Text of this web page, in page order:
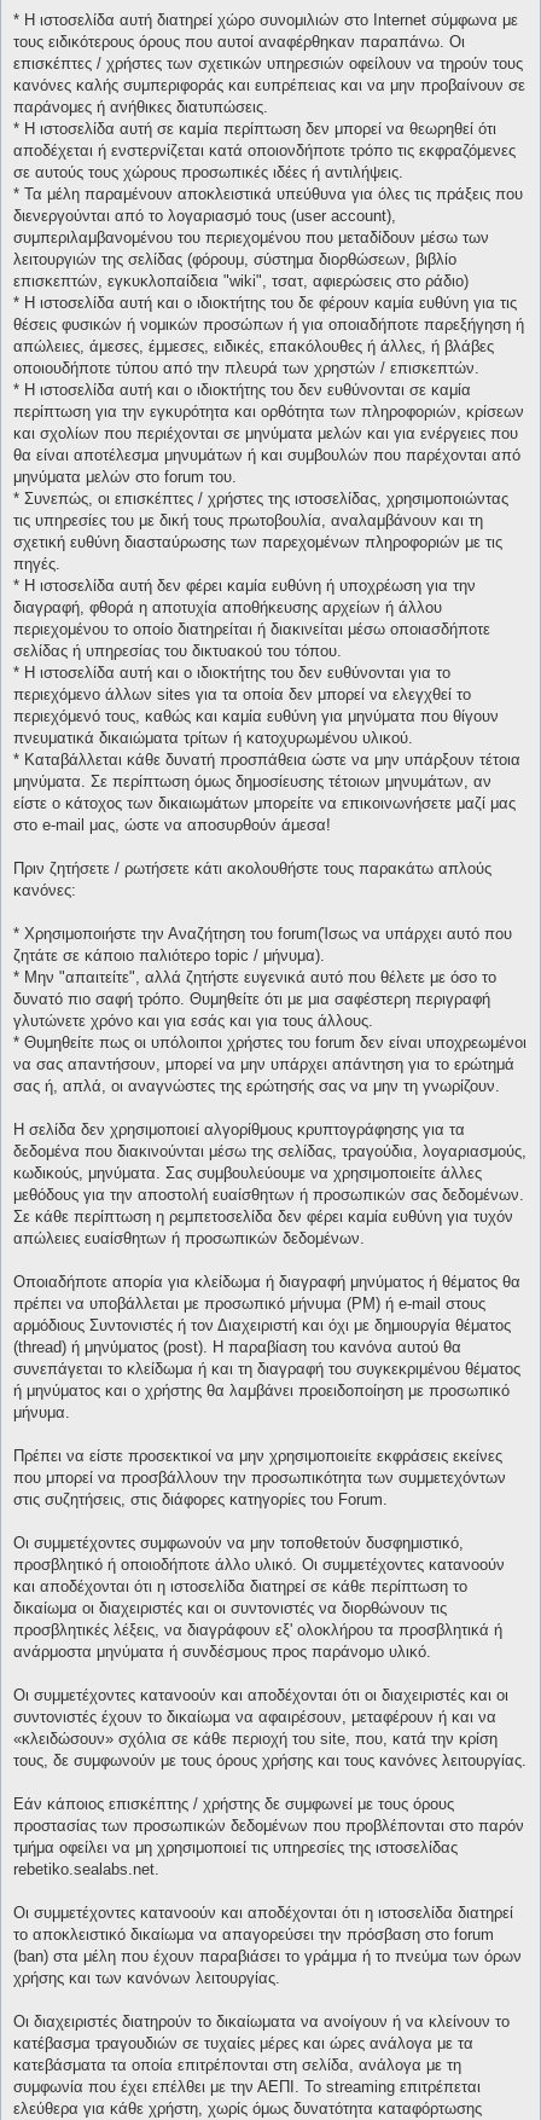
* H ιστοσελίδα αυτή διατηρεί χώρο συνομιλιών στο Internet σύμφωνα με
τους ειδικότερους όρους που αυτοί αναφέρθηκαν παραπάνω. Οι
επισκέπτες / χρήστες των σχετικών υπηρεσιών οφείλουν να τηρούν τους
κανόνες καλής συμπεριφοράς και ευπρέπειας και να μην προβαίνουν σε
παράνομες ή ανήθικες διατυπώσεις.
* H ιστοσελίδα αυτή σε καμία περίπτωση δεν μπορεί να θεωρηθεί ότι
αποδέχεται ή ενστερνίζεται κατά οποιονδήποτε τρόπο τις εκφραζόμενες
σε αυτούς τους χώρους προσωπικές ιδέες ή αντιλήψεις.
* Τα μέλη παραμένουν αποκλειστικά υπεύθυνα για όλες τις πράξεις που
διενεργούνται από το λογαριασμό τους (user account),
συμπεριλαμβανομένου του περιεχομένου που μεταδίδουν μέσω των
λειτουργιών της σελίδας (φόρουμ, σύστημα διορθώσεων, βιβλίο
επισκεπτών, εγκυκλοπαίδεια "wiki", τσατ, αφιερώσεις στο ράδιο)
* H ιστοσελίδα αυτή και ο ιδιοκτήτης του δε φέρουν καμία ευθύνη για τις
θέσεις φυσικών ή νομικών προσώπων ή για οποιαδήποτε παρεξήγηση ή
απώλειες, άμεσες, έμμεσες, ειδικές, επακόλουθες ή άλλες, ή βλάβες
οποιουδήποτε τύπου από την πλευρά των χρηστών / επισκεπτών.
* H ιστοσελίδα αυτή και ο ιδιοκτήτης του δεν ευθύνονται σε καμία
περίπτωση για την εγκυρότητα και ορθότητα των πληροφοριών, κρίσεων
και σχολίων που περιέχονται σε μηνύματα μελών και για ενέργειες που
θα είναι αποτέλεσμα μηνυμάτων ή και συμβουλών που παρέχονται από
μηνύματα μελών στο forum του.
* Συνεπώς, οι επισκέπτες / χρήστες της ιστοσελίδας, χρησιμοποιώντας
τις υπηρεσίες του με δική τους πρωτοβουλία, αναλαμβάνουν και τη
σχετική ευθύνη διασταύρωσης των παρεχομένων πληροφοριών με τις
πηγές.
* H ιστοσελίδα αυτή δεν φέρει καμία ευθύνη ή υποχρέωση για την
διαγραφή, φθορά η αποτυχία αποθήκευσης αρχείων ή άλλου
περιεχομένου το οποίο διατηρείται ή διακινείται μέσω οποιασδήποτε
σελίδας ή υπηρεσίας του δικτυακού του τόπου.
* H ιστοσελίδα αυτή και ο ιδιοκτήτης του δεν ευθύνονται για το
περιεχόμενο άλλων sites για τα οποία δεν μπορεί να ελεγχθεί το
περιεχόμενό τους, καθώς και καμία ευθύνη για μηνύματα που θίγουν
πνευματικά δικαιώματα τρίτων ή κατοχυρωμένου υλικού.
* Καταβάλλεται κάθε δυνατή προσπάθεια ώστε να μην υπάρξουν τέτοια
μηνύματα. Σε περίπτωση όμως δημοσίευσης τέτοιων μηνυμάτων, αν
είστε ο κάτοχος των δικαιωμάτων μπορείτε να επικοινωνήσετε μαζί μας
στο e-mail μας, ώστε να αποσυρθούν άμεσα!
Πριν ζητήσετε / ρωτήσετε κάτι ακολουθήστε τους παρακάτω απλούς
κανόνες:
* Χρησιμοποιήστε την Αναζήτηση του forum(Ίσως να υπάρχει αυτό που
ζητάτε σε κάποιο παλιότερο topic / μήνυμα).
* Μην "απαιτείτε", αλλά ζητήστε ευγενικά αυτό που θέλετε με όσο το
δυνατό πιο σαφή τρόπο. Θυμηθείτε ότι με μια σαφέστερη περιγραφή
γλυτώνετε χρόνο και για εσάς και για τους άλλους.
* Θυμηθείτε πως οι υπόλοιποι χρήστες του forum δεν είναι υποχρεωμένοι
να σας απαντήσουν, μπορεί να μην υπάρχει απάντηση για το ερώτημά
σας ή, απλά, οι αναγνώστες της ερώτησής σας να μην τη γνωρίζουν.
Η σελίδα δεν χρησιμοποιεί αλγορίθμους κρυπτογράφησης για τα
δεδομένα που διακινούνται μέσω της σελίδας, τραγούδια, λογαριασμούς,
κωδικούς, μηνύματα. Σας συμβουλεύουμε να χρησιμοποιείτε άλλες
μεθόδους για την αποστολή ευαίσθητων ή προσωπικών σας δεδομένων.
Σε κάθε περίπτωση η ρεμπετοσελίδα δεν φέρει καμία ευθύνη για τυχόν
απώλειες ευαίσθητων ή προσωπικών δεδομένων.
Οποιαδήποτε απορία για κλείδωμα ή διαγραφή μηνύματος ή θέματος θα
πρέπει να υποβάλλεται με προσωπικό μήνυμα (PM) ή e-mail στους
αρμόδιους Συντονιστές ή τον Διαχειριστή και όχι με δημιουργία θέματος
(thread) ή μηνύματος (post). Η παραβίαση του κανόνα αυτού θα
συνεπάγεται το κλείδωμα ή και τη διαγραφή του συγκεκριμένου θέματος
ή μηνύματος και ο χρήστης θα λαμβάνει προειδοποίηση με προσωπικό
μήνυμα.
Πρέπει να είστε προσεκτικοί να μην χρησιμοποιείτε εκφράσεις εκείνες
που μπορεί να προσβάλλουν την προσωπικότητα των συμμετεχόντων
στις συζητήσεις, στις διάφορες κατηγορίες του Forum.
Οι συμμετέχοντες συμφωνούν να μην τοποθετούν δυσφημιστικό,
προσβλητικό ή οποιοδήποτε άλλο υλικό. Οι συμμετέχοντες κατανοούν
και αποδέχονται ότι η ιστοσελίδα διατηρεί σε κάθε περίπτωση το
δικαίωμα οι διαχειριστές και οι συντονιστές να διορθώνουν τις
προσβλητικές λέξεις, να διαγράφουν εξ' ολοκλήρου τα προσβλητικά ή
ανάρμοστα μηνύματα ή συνδέσμους προς παράνομο υλικό.
Οι συμμετέχοντες κατανοούν και αποδέχονται ότι οι διαχειριστές και οι
συντονιστές έχουν το δικαίωμα να αφαιρέσουν, μεταφέρουν ή και να
«κλειδώσουν» σχόλια σε κάθε περιοχή του site, που, κατά την κρίση
τους, δε συμφωνούν με τους όρους χρήσης και τους κανόνες λειτουργίας.
Εάν κάποιος επισκέπτης / χρήστης δε συμφωνεί με τους όρους
προστασίας των προσωπικών δεδομένων που προβλέπονται στο παρόν
τμήμα οφείλει να μη χρησιμοποιεί τις υπηρεσίες της ιστοσελίδας
rebetiko.sealabs.net.
Οι συμμετέχοντες κατανοούν και αποδέχονται ότι η ιστοσελίδα διατηρεί
το αποκλειστικό δικαίωμα να απαγορεύσει την πρόσβαση στο forum
(ban) στα μέλη που έχουν παραβιάσει το γράμμα ή το πνεύμα των όρων
χρήσης και των κανόνων λειτουργίας.
Οι διαχειριστές διατηρούν το δικαίωματα να ανοίγουν ή να κλείνουν το
κατέβασμα τραγουδιών σε τυχαίες μέρες και ώρες ανάλογα με τα
κατεβάσματα τα οποία επιτρέπονται στη σελίδα, ανάλογα με τη
συμφωνία που έχει επέλθει με την ΑΕΠΙ. Το streaming επιτρέπεται
ελεύθερα για κάθε χρήστη, χωρίς όμως δυνατότητα καταφόρτωσης